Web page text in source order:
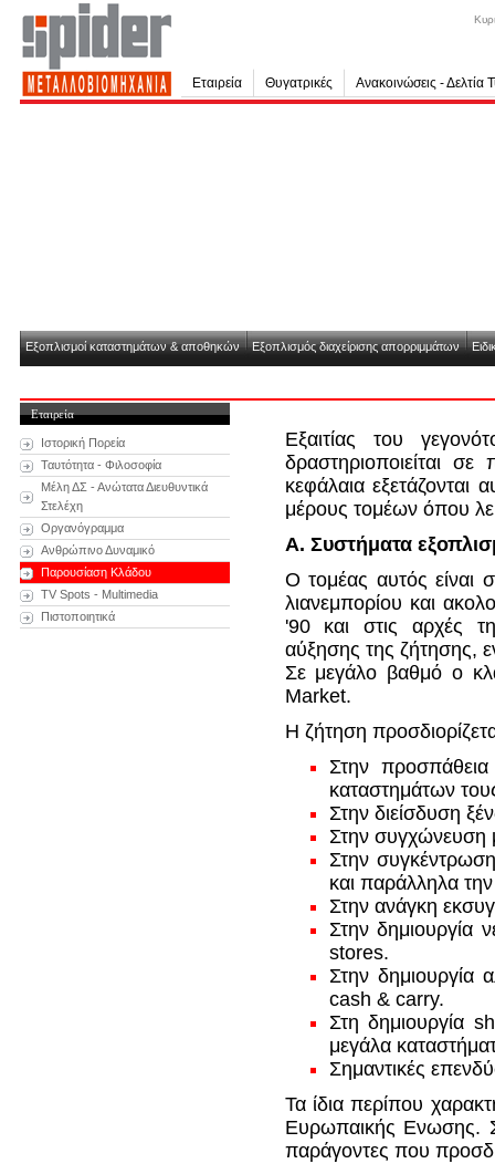
Εταιρεία Θυγατρικές Ανακοινώσεις - Δελτία
Εξοπλισμοί καταστημάτων & αποθηκών Εξοπλισμός διαχείρισης απορριμμάτων
Εταιρεία
Ιστορική Πορεία
Ταυτότητα - Φιλοσοφία
Μέλη ΔΣ - Ανώτατα Διευθυντικά
Στελέχη
Οργανόγραμμα
Ανθρώπινο Δυναμικό
Παρουσίαση Κλάδου
TV Spots - Multimedia
Πιστοποιητικά
Εξαιτίας του
δραστηριοποιείται
κεφάλαια εξετάζονται
μέρους τομέων όπου
Α. Συστήματα
Ο τομέας αυτός είναι
λιανεμπορίου και
'90 και στις αρχές
αύξησης της ζήτησης,
Σε μεγάλο βαθμό ο
Market.
Η ζήτηση
Στην
καταστημάτων
Στην διείσδυση
Στην συγχώνευση
Στην
και παράλληλα
Στην ανάγκη
Στην
stores.
Στην δημιουργία
cash & carry.
Στη δημιουργία
μεγάλα
Σημαντικές
Τα ίδια περίπου
Ευρωπαικής Ενωσης.
παράγοντες που